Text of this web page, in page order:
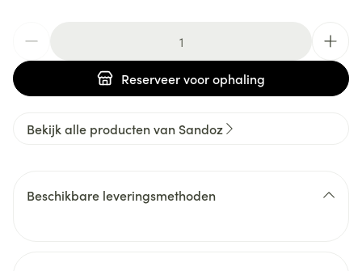
Reserveervoor ophaling
Bekijk alle producten van Sandoz
Beschikbare leveringsmethoden